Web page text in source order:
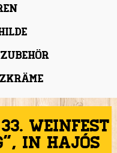
Weinfest
in Hajós